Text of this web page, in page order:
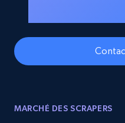
MARCHÉ DES SCRAPERS